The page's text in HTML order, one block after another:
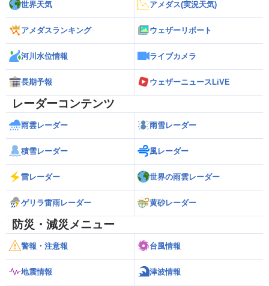
世界天気 アメダス(実況天気)
アメダスランキング ウェザーリポート
河川水位情報 ライブカメラ
長期予報 ウェザーニュースLiVE
レーダーコンテンツ
雨雲レーダー 雨雪レーダー
積雪レーダー 風レーダー
雷レーダー 世界の雨雲レーダー
ゲリラ雷雨レーダー 黄砂レーダー
防災・減災メニュー
警報・注意報 台風情報
地震情報 津波情報